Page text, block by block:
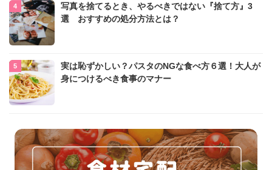
写真を捨てるとき、やるべきではない『捨て方』3
選 おすすめの処分方法とは？
実は恥ずかしい？パスタのNGな食べ方６選！大人が
身につけるべき食事のマナー